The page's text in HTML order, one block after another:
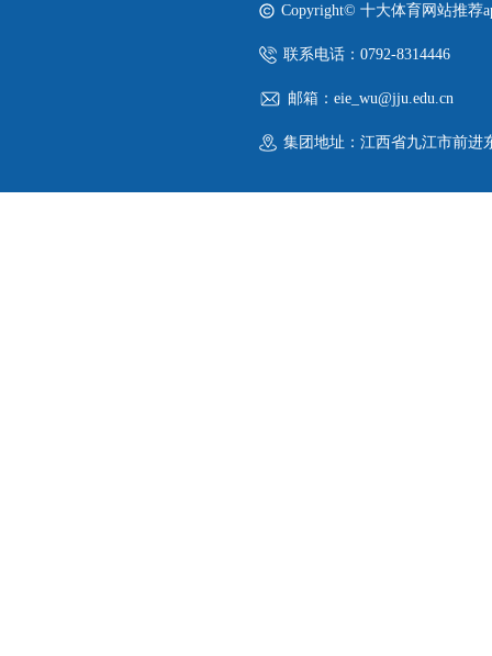
Copyright© 十大体育网站推荐
联系电话：0792-8314446
邮箱：eie_wu@jju.edu.cn
集团地址：江西省九江市前进